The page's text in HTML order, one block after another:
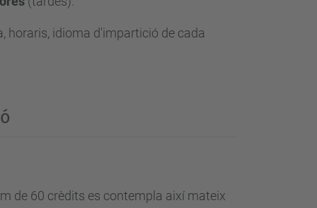
horaris, idioma d'impartició de cada
de 60 crèdits es contempla així mateix